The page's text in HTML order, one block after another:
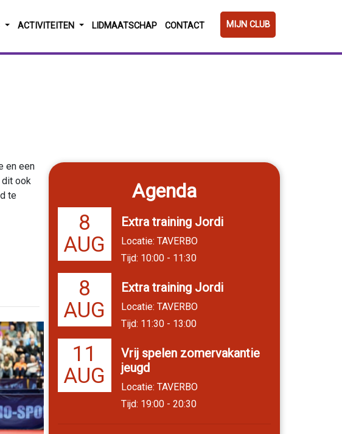
ACTIVITEITEN LIDMAATSCHAP CONTACT MIJN CLUB
en een
dit ook
te
Agenda
8
AUG
Extra training Jordi
Locatie: TAVERBO
Tijd: 10:00 - 11:30
8
AUG
Extra training Jordi
Locatie: TAVERBO
Tijd: 11:30 - 13:00
11
AUG
Vrij spelen zomervakantie
jeugd
Locatie: TAVERBO
Tijd: 19:00 - 20:30